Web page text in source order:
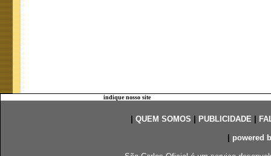
indique nosso site
QUEM SOMOS PUBLICIDADE|
powered